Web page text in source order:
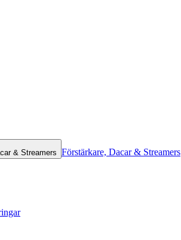
& Streamers Förstärkare, Dacar & Streamers